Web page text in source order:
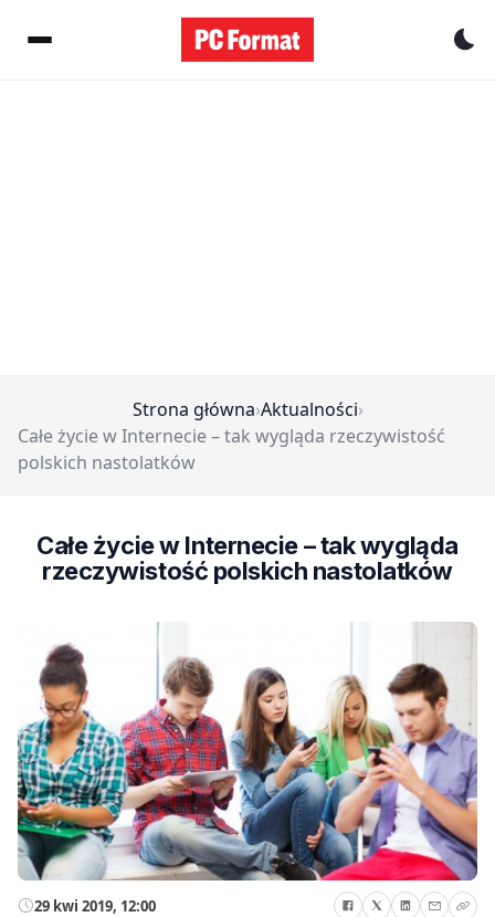
Strona główna›Aktualności›
Całe życie w Internecie – tak wygląda rzeczywistość
polskich nastolatków
Całe życie w Internecie – tak wygląda
rzeczywistość polskich nastolatków
29 kwi 2019, 12:00